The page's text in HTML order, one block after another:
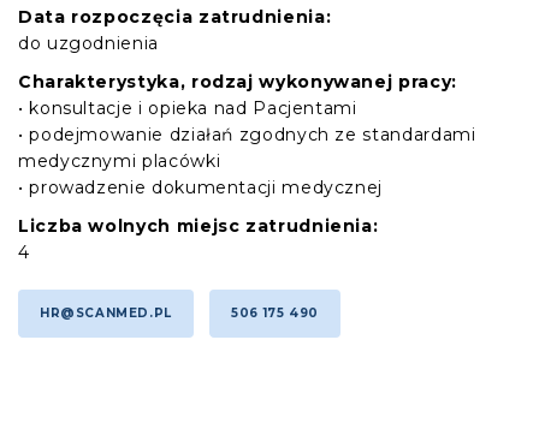
Data rozpoczęcia zatrudnienia:
do uzgodnienia
Charakterystyka, rodzaj wykonywanej pracy:
• konsultacje i opieka nad Pacjentami
• podejmowanie działań zgodnych ze standardami
medycznymi placówki
• prowadzenie dokumentacji medycznej
Liczba wolnych miejsc zatrudnienia:
4
HR@SCANMED.PL 506 175 490